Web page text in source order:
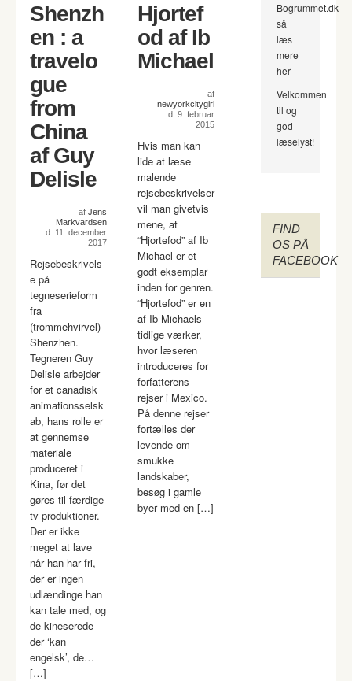
Shenzh
en : a
travelo
gue
from
China
af Guy
Delisle
af Jens
Markvardsen
d. 11. december
2017
Rejsebeskrivels
e på
tegneserieform
fra
(trommehvirvel)
Shenzhen.
Tegneren Guy
Delisle arbejder
for et canadisk
animationsselsk
ab, hans rolle er
at gennemse
materiale
produceret i
Kina, før det
gøres til færdige
tv produktioner.
Der er ikke
meget at lave
når han har fri,
der er ingen
udlændinge han
kan tale med, og
de kineserede
der ‘kan
engelsk’, de…
[…]
Hjortef
od af Ib
Michael
af
newyorkcitygirl
d. 9. februar
2015
Hvis man kan
lide at læse
malende
rejsebeskrivelser
vil man givetvis
mene, at
“Hjortefod” af Ib
Michael er et
godt eksemplar
inden for genren.
“Hjortefod” er en
af Ib Michaels
tidlige værker,
hvor læseren
introduceres for
forfatterens
rejser i Mexico.
På denne rejser
fortælles der
levende om
smukke
landskaber,
besøg i gamle
byer med en […]
Bogrummet.dk
så
læs
mere
her
Velkommen
til og
god
læselyst!
FIND
OS PÅ
FACEBOOK